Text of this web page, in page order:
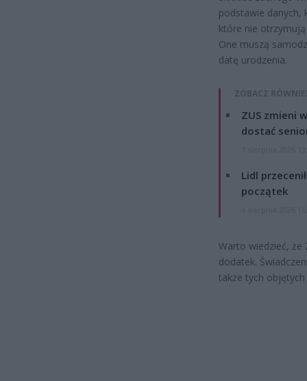
podstawie danych,
które nie
One muszą
datę urodzenia.
ZOBACZ
ZUS zmieni
dostać
Lidl
początek
Warto wiedzieć, że
dodatek.
także tych